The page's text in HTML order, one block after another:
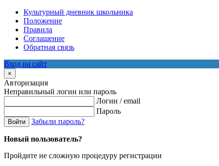
Культурный дневник школьника
Положение
Правила
Соглашение
Обратная связь
Вход на сайт
×
Авторизация
Неправильный логин или пароль
Логин / email
Пароль
Войти Забыли пароль?
Новый пользователь?
Пройдите не сложную процедуру регистрации